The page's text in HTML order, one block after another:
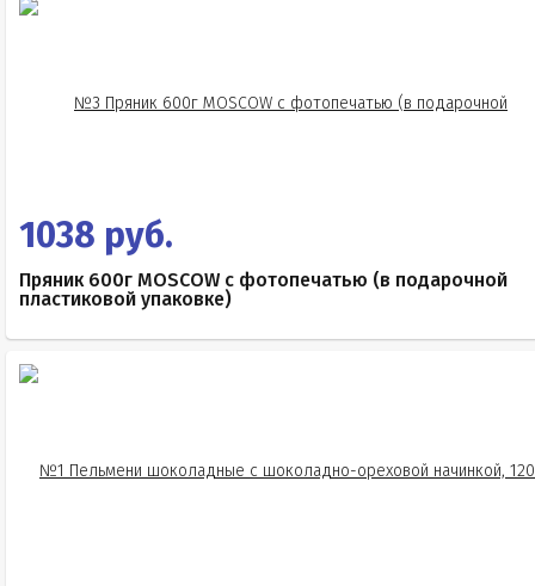
1038 руб.
Пряник 600г MOSCOW с фотопечатью (в подарочной
пластиковой упаковке)